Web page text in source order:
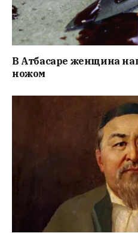
В Атбасаре женщина
ножом